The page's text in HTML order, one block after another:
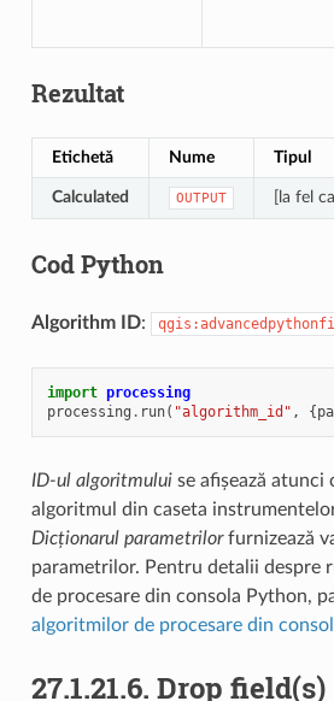
Rezultat
Etichetă Nume Tipul
Calculated OUTPUT [la fel
Cod Python
Algorithm ID:
import processing
processing . run( "algorithm_id" , {
ID-ul algoritmuluise afișează atunci
algoritmul din caseta
Dicționarul parametrilorfurnizează
parametrilor. Pentru detalii despre
de procesare din consola Python,
algoritmilor de procesare din
27.1.21.6. Drop field(s)